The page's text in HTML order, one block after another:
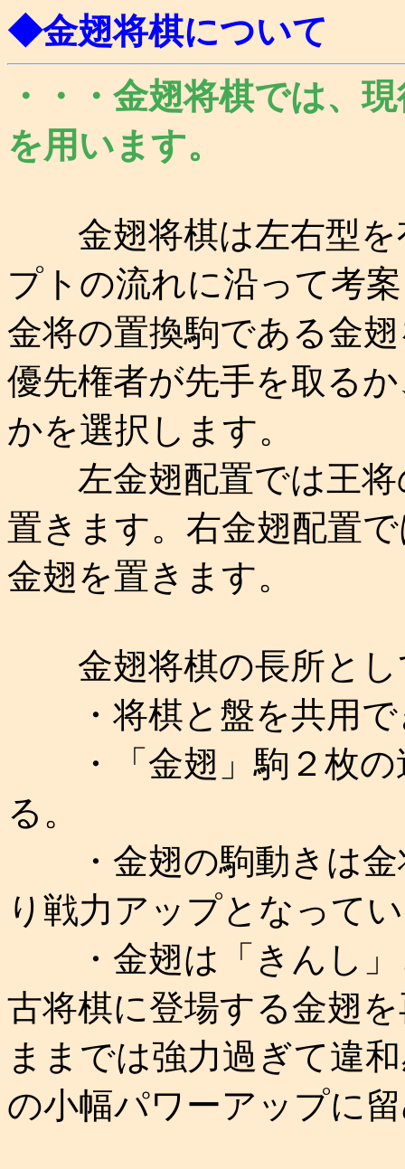
◆金翅将棋について
・・・金翅将棋では、
を用います。
金翅将棋は左右型を
プトの流れに沿って考
金将の置換駒である金
優先権者が先手を取る
かを選択します。
左金翅配置では王将
置きます。右金翅配置
金翅を置きます。
金翅将棋の長所とし
・将棋と盤を共用で
・「金翅」駒２枚の
る。
・金翅の駒動きは金
り戦力アップとなって
・金翅は「きんし」
古将棋に登場する金翅
ままでは強力過ぎて違
の小幅パワーアップに